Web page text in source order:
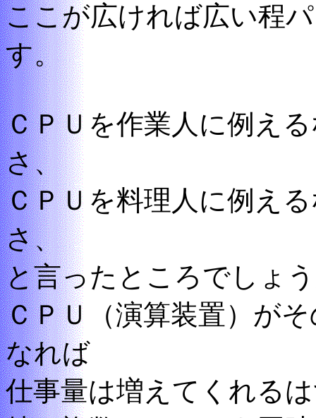
ここが広ければ広い程
す。
ＣＰＵを作業人に例え
さ、
ＣＰＵを料理人に例え
さ、
と言ったところでしょ
ＣＰＵ（演算装置）が
なれば
仕事量は増えてくれる